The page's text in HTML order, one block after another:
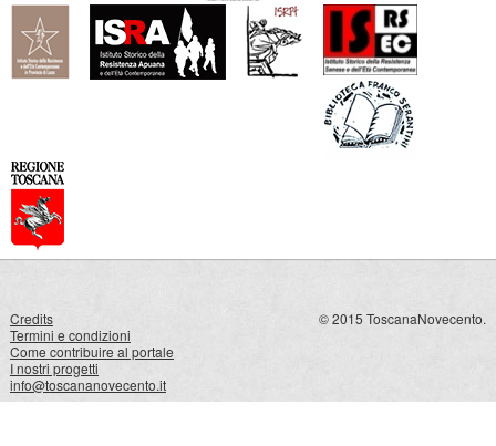
Credits
Termini e condizioni
Come contribuire al portale
I nostri progetti
info@toscananovecento.it
© 2015 ToscanaNovecento.